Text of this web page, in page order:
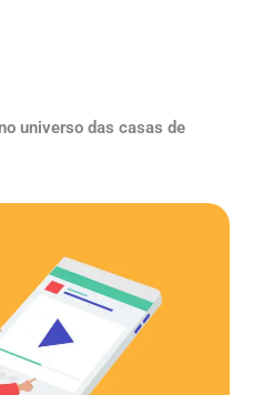
universo das casas de